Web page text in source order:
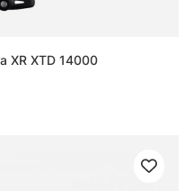
XR XTD 14000